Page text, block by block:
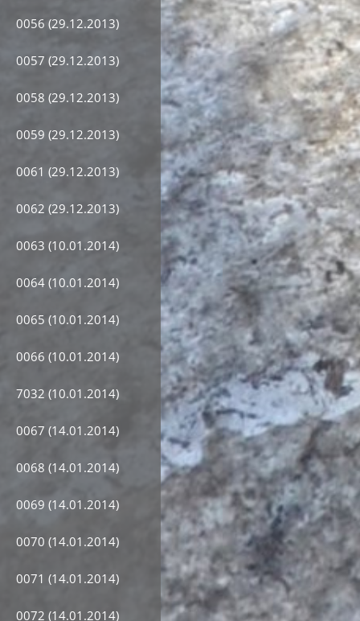
0056 (29.12.2013)
0057 (29.12.2013)
0058 (29.12.2013)
0059 (29.12.2013)
0061 (29.12.2013)
0062 (29.12.2013)
0063 (10.01.2014)
0064 (10.01.2014)
0065 (10.01.2014)
0066 (10.01.2014)
7032 (10.01.2014)
0067 (14.01.2014)
0068 (14.01.2014)
0069 (14.01.2014)
0070 (14.01.2014)
0071 (14.01.2014)
0072 (14.01.2014)